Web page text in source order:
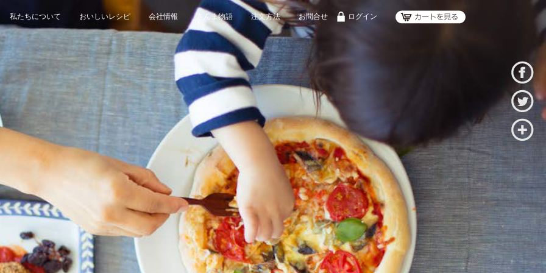
私たちについて おいしいレシピ 会社情報 さんま物語 注文方法 お問合せ ログイン